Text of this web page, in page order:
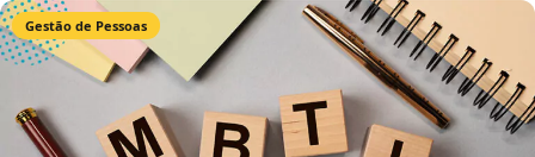
Gestão de Pessoas